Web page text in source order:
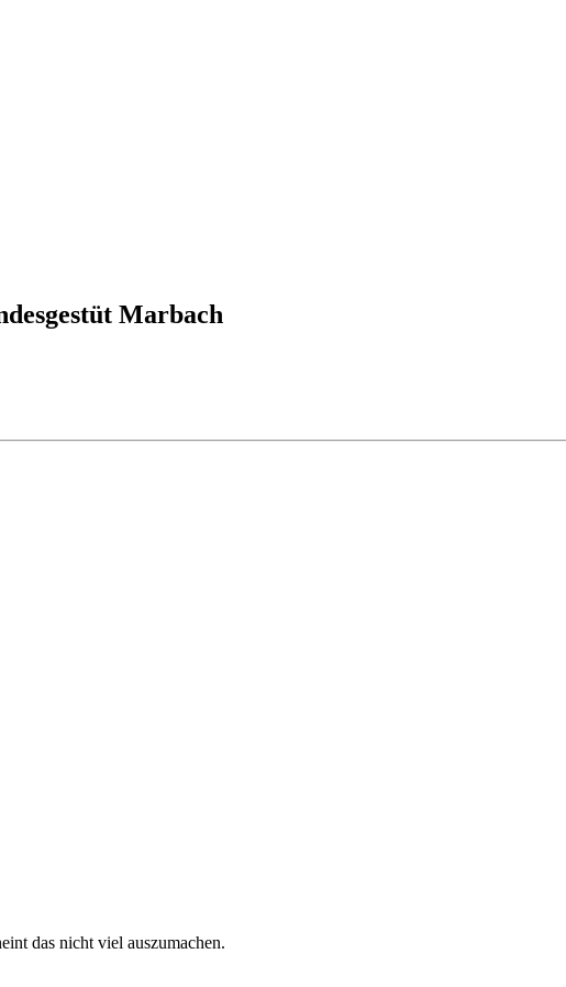
Marbach
das nicht viel auszumachen.